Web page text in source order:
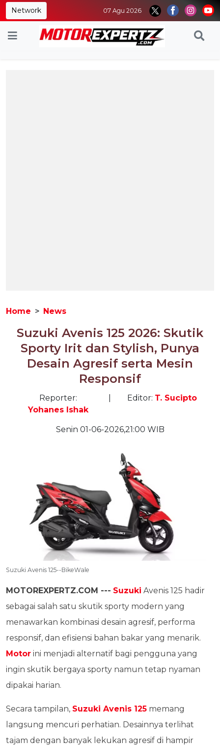
Network 07 Agu 2026
Home News
Suzuki Avenis 125 2026: Skutik
Sporty Irit dan Stylish, Punya
Desain Agresif serta Mesin
Responsif
Reporter:
Yohanes Ishak
Editor: T. Sucipto
Senin 01-06-2026,21:00 WIB
Suzuki Avenis 125--BikeWale
MOTOREXPERTZ.COM --- Suzuki Avenis 125 hadir
sebagai salah satu skutik sporty modern yang
menawarkan kombinasi desain agresif, performa
responsif, dan efisiensi bahan bakar yang menarik.
Motor ini menjadi alternatif bagi pengguna yang
ingin skutik bergaya sporty namun tetap nyaman
dipakai harian.
Secara tampilan, Suzuki Avenis 125 memang
langsung mencuri perhatian. Desainnya terlihat
tajam dengan banyak lekukan agresif di hampir